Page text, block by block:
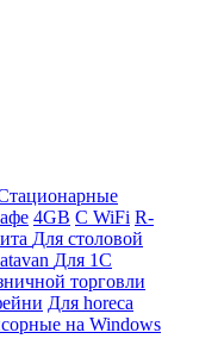
4GB С WiFi R-
Для столовой
Для 1С
торговли
Для horeca
на Windows